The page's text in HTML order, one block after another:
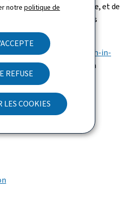
notrepolitique de
REFUSE
LES COOKIES
par les agents du service, et de
de données dans les
del'appel à projets "Tech-in-
par le ministère de la
consulter l’appel à
Lab.